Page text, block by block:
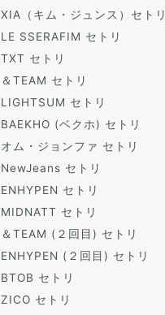
XIA（キム・ジュンス）セトリ
LE SSERAFIM セトリ
TXT セトリ
＆TEAM セトリ
LIGHTSUM セトリ
BAEKHO (ベクホ) セトリ
オム・ジョンファ セトリ
NewJeans セトリ
ENHYPEN セトリ
MIDNATT セトリ
＆TEAM (２回目) セトリ
ENHYPEN (２回目) セトリ
BTOB セトリ
ZICO セトリ